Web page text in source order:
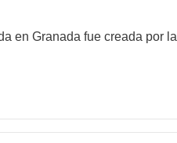
en Granada fue creada por la